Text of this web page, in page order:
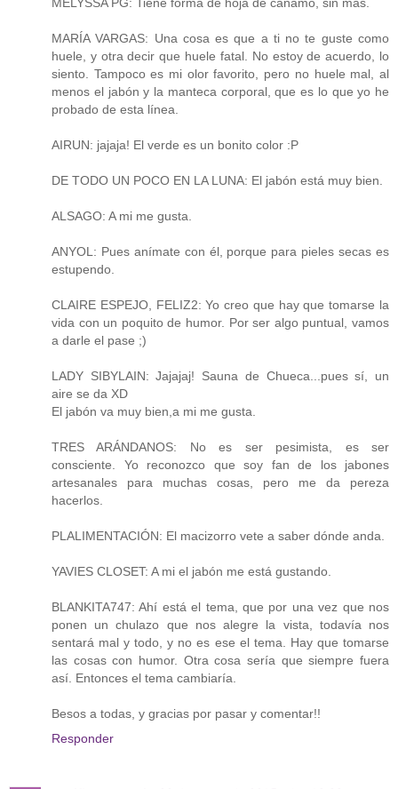
MARÍA VARGAS: Una cosa es que a ti no te guste como
huele, y otra decir que huele fatal. No estoy de acuerdo, lo
siento. Tampoco es mi olor favorito, pero no huele mal, al
menos el jabón y la manteca corporal, que es lo que yo he
probado de esta línea.
AIRUN: jajaja! El verde es un bonito color :P
DE TODO UN POCO EN LA LUNA: El jabón está muy bien.
ALSAGO: A mi me gusta.
ANYOL: Pues anímate con él, porque para pieles secas es
estupendo.
CLAIRE ESPEJO, FELIZ2: Yo creo que hay que tomarse la
vida con un poquito de humor. Por ser algo puntual, vamos
a darle el pase ;)
LADY SIBYLAIN: Jajajaj! Sauna de Chueca...pues sí, un
aire se da XD
El jabón va muy bien,a mi me gusta.
TRES ARÁNDANOS: No es ser pesimista, es ser
consciente. Yo reconozco que soy fan de los jabones
artesanales para muchas cosas, pero me da pereza
hacerlos.
PLALIMENTACIÓN: El macizorro vete a saber dónde anda.
YAVIES CLOSET: A mi el jabón me está gustando.
BLANKITA747: Ahí está el tema, que por una vez que nos
ponen un chulazo que nos alegre la vista, todavía nos
sentará mal y todo, y no es ese el tema. Hay que tomarse
las cosas con humor. Otra cosa sería que siempre fuera
así. Entonces el tema cambiaría.
Besos a todas, y gracias por pasar y comentar!!
Responder